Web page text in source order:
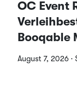
OC Event
Booqable
August 7, 2026 ·